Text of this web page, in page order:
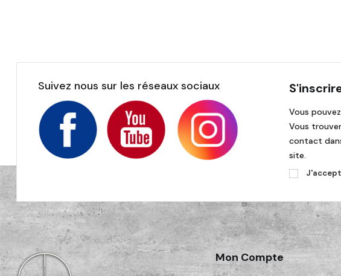
Suivez nous sur les réseaux sociaux
Vous
Vous
contact
site.
Mon Compte